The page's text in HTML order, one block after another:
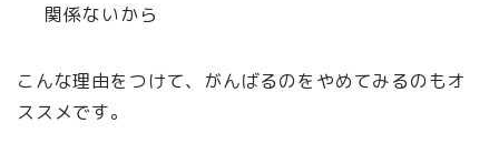
関係ないから
こんな理由をつけて、がんばるのをやめてみるのもオ
ススメです。